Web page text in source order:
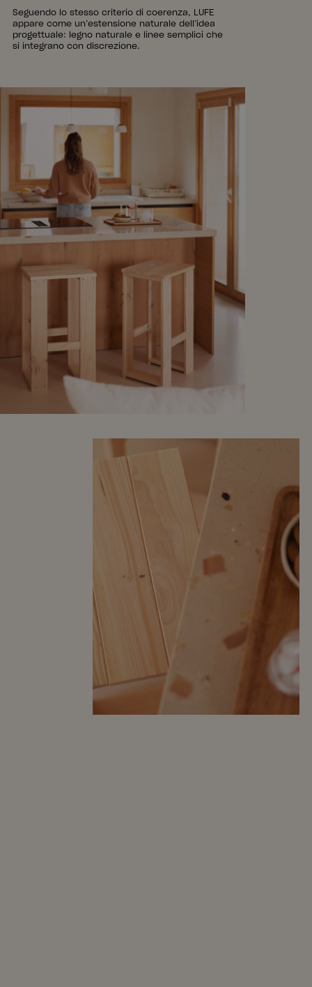
Seguendo lo stesso criterio di coerenza, LUFE
appare come un’estensione naturale dell’idea
progettuale: legno naturale e linee semplici che
si integrano con discrezione.